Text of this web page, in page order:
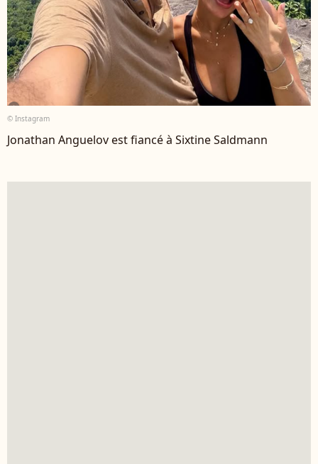
© Instagram
Jonathan Anguelov est fiancé à Sixtine Saldmann